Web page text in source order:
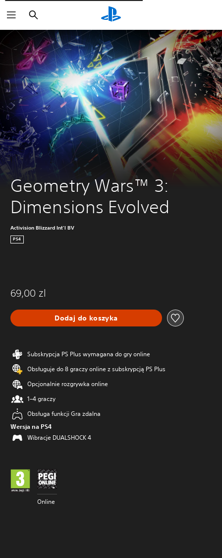
Wyszukaj
Geometry Wars™ 3:
Dimensions Evolved
Activision Blizzard Int'l BV
PS4
69,00 zl
Dodaj do koszyka
Subskrypcja PS Plus wymagana do gry online
Obsługuje do 8 graczy online z subskrypcją PS Plus
Opcjonalnie rozgrywka online
1–4 graczy
Obsługa funkcji Gra zdalna
Wersja na PS4
Wibracje DUALSHOCK 4
Online